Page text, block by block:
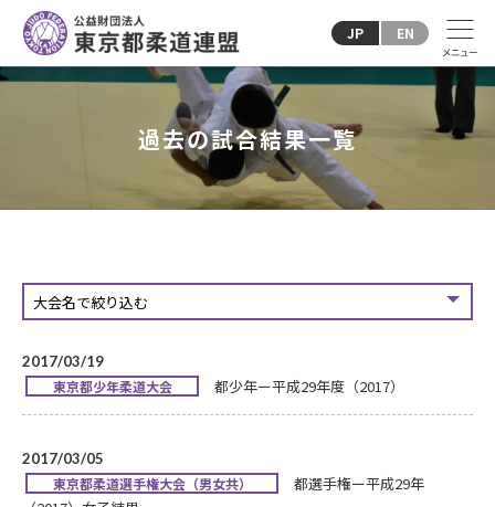
JP EN
過去の試合結果一覧
2017/03/19
東京都少年柔道大会 都少年ー平成29年度（2017）
2017/03/05
東京都柔道選手権大会（男女共）
都選手権ー平成29年